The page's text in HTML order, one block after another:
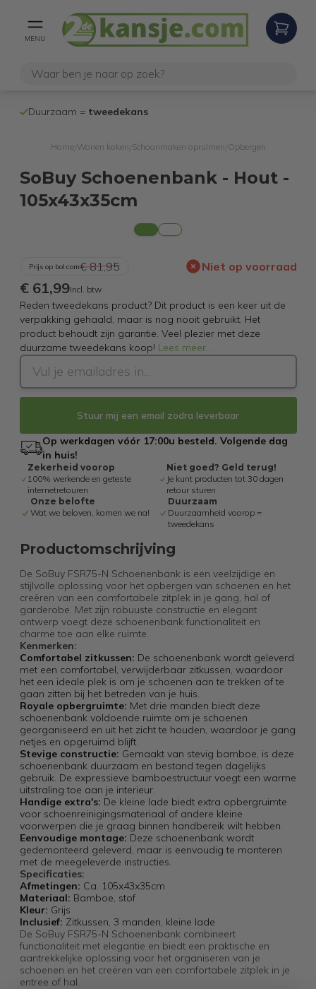
MENU
Duurzaam = tweedekans
Home/ Wonen koken Schoonmaken opruimen Opbergen
SoBuy Schoenenbank - Hout -
105x43x35cm
Prijs op bol.com€ 81,95 Niet op voorraad
€ 61,99Incl. btw
Reden tweedekans product? Dit product is een keer uit de
verpakking gehaald, maar is nog nooit gebruikt. Het
product behoudt zijn garantie. Veel plezier met deze
duurzame tweedekans koop! Lees meer...
Stuur mij een email zodra leverbaar
Op werkdagen vóór 17:00u besteld. Volgende dag
in huis!
Zekerheid voorop
100% werkende en geteste
internetretouren
Niet goed? Geld terug!
Je kunt producten tot 30 dagen
retour sturen
Onze belofte
Wat we beloven, komen we na!
Duurzaam
Duurzaamheid voorop =
tweedekans
Productomschrijving
De SoBuy FSR75-N Schoenenbank is een veelzijdige en
stijlvolle oplossing voor het opbergen van schoenen en het
creëren van een comfortabele zitplek in je gang, hal of
garderobe. Met zijn robuuste constructie en elegant
ontwerp voegt deze schoenenbank functionaliteit en
charme toe aan elke ruimte.
Kenmerken:
Comfortabel zitkussen: De schoenenbank wordt geleverd
met een comfortabel, verwijderbaar zitkussen, waardoor
het een ideale plek is om je schoenen aan te trekken of te
gaan zitten bij het betreden van je huis.
Royale opbergruimte: Met drie manden biedt deze
schoenenbank voldoende ruimte om je schoenen
georganiseerd en uit het zicht te houden, waardoor je gang
netjes en opgeruimd blijft.
Stevige constructie: Gemaakt van stevig bamboe, is deze
schoenenbank duurzaam en bestand tegen dagelijks
gebruik. De expressieve bamboestructuur voegt een warme
uitstraling toe aan je interieur.
Handige extra's: De kleine lade biedt extra opbergruimte
voor schoenreinigingsmateriaal of andere kleine
voorwerpen die je graag binnen handbereik wilt hebben.
Eenvoudige montage: Deze schoenenbank wordt
gedemonteerd geleverd, maar is eenvoudig te monteren
met de meegeleverde instructies.
Specificaties:
Afmetingen: Ca. 105x43x35cm
Materiaal: Bamboe, stof
Kleur: Grijs
Inclusief: Zitkussen, 3 manden, kleine lade
De SoBuy FSR75-N Schoenenbank combineert
functionaliteit met elegantie en biedt een praktische en
aantrekkelijke oplossing voor het organiseren van je
schoenen en het creëren van een comfortabele zitplek in je
entree of hal.